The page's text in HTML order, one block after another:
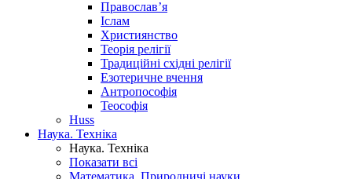
Православ’я
Іслам
Християнство
Теорія релігії
Традиційні східні релігії
Езотеричне вчення
Антропософія
Теософія
Huss
Наука. Техніка
Наука. Техніка
Показати всі
Математика. Природничі науки